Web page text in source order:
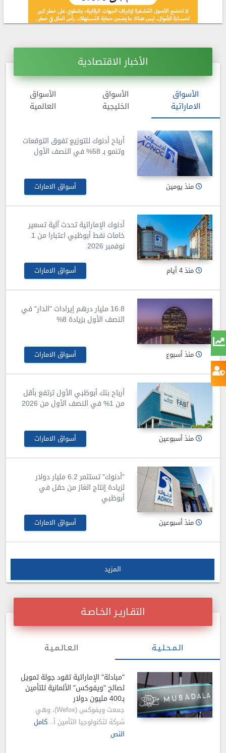
الأخبار الاقتصادية
الأسواق
الاماراتية
الأسواق
الخليجية
الأسواق
العالمية
أرباح أدنوك للتوزيع تفوق التوقعات
وتنمو بـ 58% في النصف الأول
منذ يومين أسواق الامارات
أدنوك الإماراتية تحدث آلية تسعير
خامات نفط أبوظبي اعتبارا من 1
نوفمبر 2026
منذ 4 أيام أسواق الامارات
16.8 مليار درهم إيرادات "الدار" في
النصف الأول بزيادة 8%
منذ أسبوع أسواق الامارات
أرباح بنك أبوظبي الأول ترتفع بأقل
من 1% في النصف الأول من 2026
منذ أسبوعين أسواق الامارات
"أدنوك" تستثمر 6.2 مليار دولار
لزيادة إنتاج الغاز من حقل في
أبوظبي
منذ أسبوعين أسواق الامارات
المزيد
التقـاريـر الخـاصـة
الـمـحـلـيـة الـعـالـمـيـة
"مبادلة" الإماراتية تقود جولة تمويل
لصالح "ويفوكس" الألمانية للتأمين
بـ400 مليون دولار
جمعت ويفوكس (Wefox)، وهي
شركة لتكنولوجيا التأمين أ..كامل
النص